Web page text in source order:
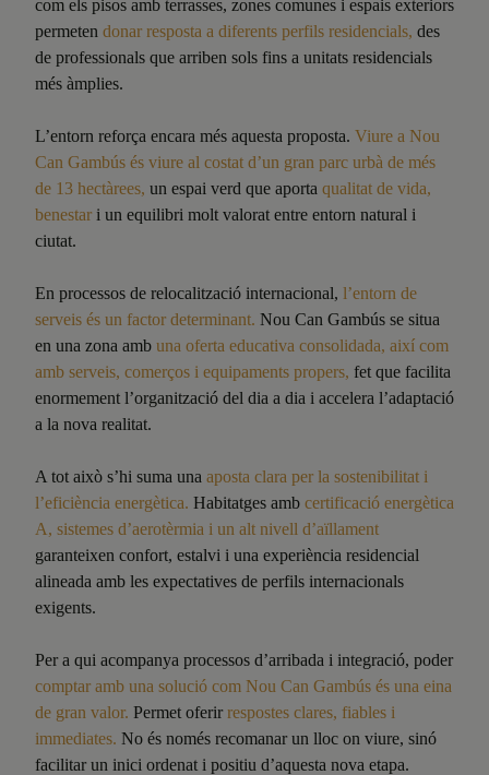
com els pisos amb terrasses, zones comunes i espais exteriors
permeten donar resposta a diferents perfils residencials, des
de professionals que arriben sols fins a unitats residencials
més àmplies.
L’entorn reforça encara més aquesta proposta. Viure a Nou
Can Gambús és viure al costat d’un gran parc urbà de més
de 13 hectàrees, un espai verd que aporta qualitat de vida,
benestar i un equilibri molt valorat entre entorn natural i
ciutat.
En processos de relocalització internacional, l’entorn de
serveis és un factor determinant. Nou Can Gambús se situa
en una zona amb una oferta educativa consolidada, així com
amb serveis, comerços i equipaments propers, fet que facilita
enormement l’organització del dia a dia i accelera l’adaptació
a la nova realitat.
A tot això s’hi suma una aposta clara per la sostenibilitat i
l’eficiència energètica. Habitatges amb certificació energètica
A, sistemes d’aerotèrmia i un alt nivell d’aïllament
garanteixen confort, estalvi i una experiència residencial
alineada amb les expectatives de perfils internacionals
exigents.
Per a qui acompanya processos d’arribada i integració, poder
comptar amb una solució com Nou Can Gambús és una eina
de gran valor. Permet oferir respostes clares, fiables i
immediates. No és només recomanar un lloc on viure, sinó
facilitar un inici ordenat i positiu d’aquesta nova etapa.